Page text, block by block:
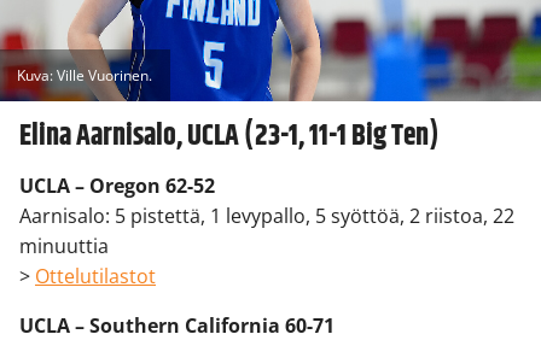
Kuva: Ville Vuorinen.
Elina Aarnisalo, UCLA (23-1, 11-1 Big Ten)
UCLA – Oregon 62-52
Aarnisalo: 5 pistettä, 1 levypallo, 5 syöttöä, 2 riistoa, 22
minuuttia
> Ottelutilastot
UCLA – Southern California 60-71